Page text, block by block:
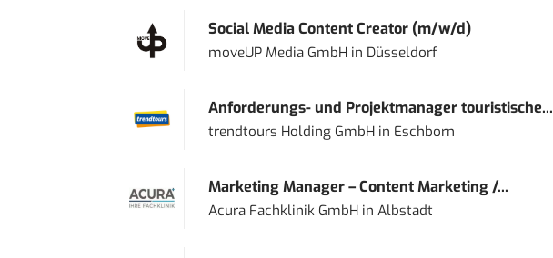
Social Media Content Creator (m/w/d)
moveUP Media GmbHin Düsseldorf
Anforderungs- und Projektmanager touristische...
trendtours Holding GmbHin Eschborn
Marketing Manager – Content Marketing /...
Acura Fachklinik GmbHin Albstadt